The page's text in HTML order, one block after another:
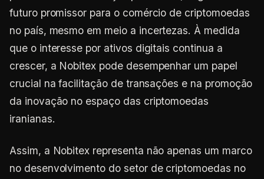
futuro promissor para o comércio de criptomoedas
no país, mesmo em meio a incertezas. À medida
que o interesse por ativos digitais continua a
crescer, a Nobitex pode desempenhar um papel
crucial na facilitação de transações e na promoção
da inovação no espaço das criptomoedas
iranianas.
Assim, a Nobitex representa não apenas um marco
no desenvolvimento do setor de criptomoedas no